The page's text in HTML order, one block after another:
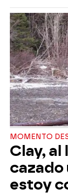
MOMENTO
Clay, al
cazado
estoy